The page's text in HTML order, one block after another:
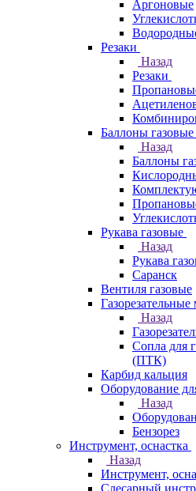
Аргоновые
Резаки
Назад
Резаки
Баллоны газовые
Назад
Баллоны
Рукава газовые
Назад
Рукава
Саранск
Вентиля газовые
Назад
Сопла для
(ПТК)
Карбид кальция
Оборудование
Назад
Бензорез
Инструмент, оснастка
Назад
Инструмент,
Слесарный